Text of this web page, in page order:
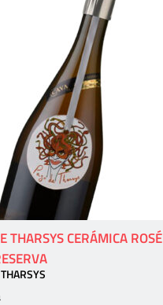
THARSYS CERÁMICA ROSÉ